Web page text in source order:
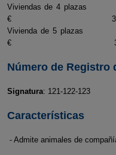
Viviendas de
€ 300
Vivienda de 5
€ 360
Número de Registro
Signatura: 121-122-123
Características
- Admite animales de